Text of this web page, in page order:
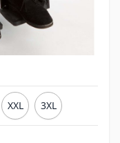
XXL 3XL